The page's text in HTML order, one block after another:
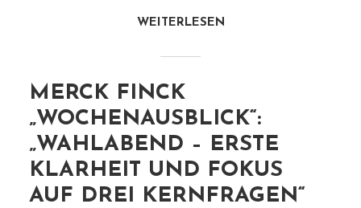
WEITERLESEN
MERCK FINCK
„WOCHENAUSBLICK“:
„WAHLABEND – ERSTE
KLARHEIT UND FOKUS
AUF DREI KERNFRAGEN“